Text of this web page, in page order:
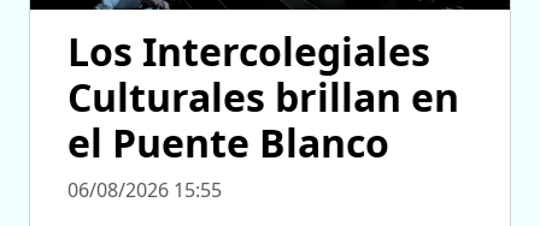
Los Intercolegiales
Culturales brillan en
el Puente Blanco
06/08/2026 15:55